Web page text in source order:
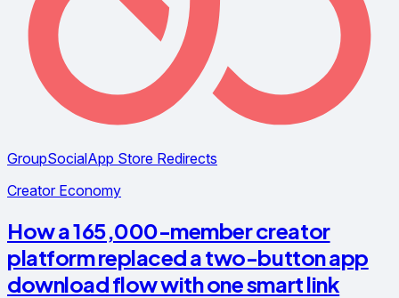
GroupSocialApp Store Redirects
Creator Economy
How a 165,000-member creator
platform replaced a two-button app
download flow with one smart link